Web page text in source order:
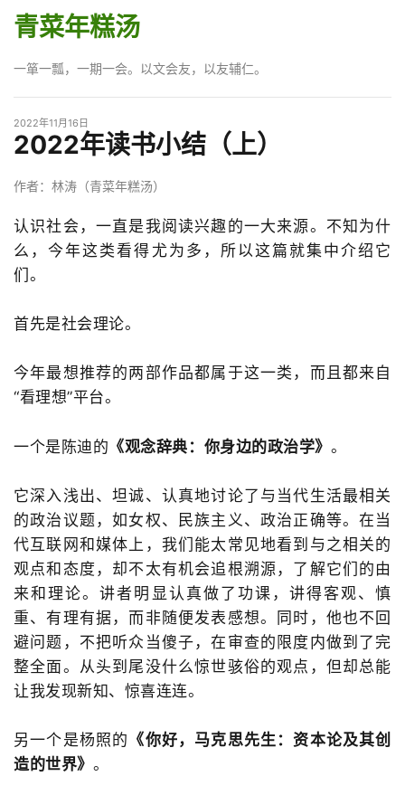
青菜年糕汤
一箪一瓢，一期一会。以文会友，以友辅仁。
2022年11月16日
2022年读书小结（上）
作者：林涛（青菜年糕汤）
认识社会，一直是我阅读兴趣的一大来源。不知为什
么，今年这类看得尤为多，所以这篇就集中介绍它
们。
首先是社会理论。
今年最想推荐的两部作品都属于这一类，而且都来自
“看理想”平台。
一个是陈迪的 《观念辞典：你身边的政治学》 。
它深入浅出、坦诚、认真地讨论了与当代生活最相关
的政治议题，如女权、民族主义、政治正确等。在当
代互联网和媒体上，我们能太常见地看到与之相关的
观点和态度，却不太有机会追根溯源，了解它们的由
来和理论。讲者明显认真做了功课，讲得客观、慎
重、有理有据，而非随便发表感想。同时，他也不回
避问题，不把听众当傻子，在审查的限度内做到了完
整全面。从头到尾没什么惊世骇俗的观点，但却总能
让我发现新知、惊喜连连。
另一个是杨照的 《你好，马克思先生：资本论及其创
造的世界》 。